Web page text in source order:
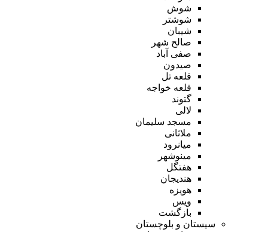
شوش
شوشتر
شیبان
صالح شهر
صفی آباد
صیدون
قلعه تل
قلعه خواجه
گتوند
لالی
مسجد سلیمان
ملاثانی
میانرود
مینوشهر
هفتگل
هندیجان
هویزه
ویس
بازگشت
سیستان و بلوچستان